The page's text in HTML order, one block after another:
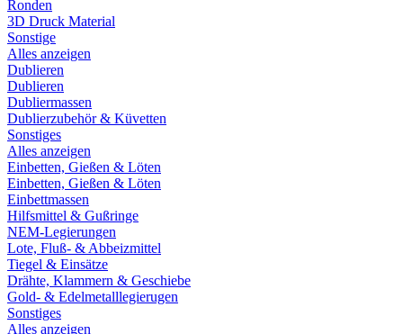
Ronden
3D Druck Material
Sonstige
Alles anzeigen
Dublieren
Dublieren
Dubliermassen
Dublierzubehör & Küvetten
Sonstiges
Alles anzeigen
Einbetten, Gießen & Löten
Einbetten, Gießen & Löten
Einbettmassen
Hilfsmittel & Gußringe
NEM-Legierungen
Lote, Fluß- & Abbeizmittel
Tiegel & Einsätze
Drähte, Klammern & Geschiebe
Gold- & Edelmetalllegierugen
Sonstiges
Alles anzeigen